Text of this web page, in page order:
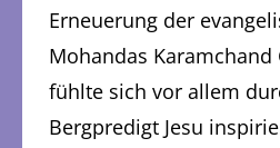
Erneuerung der
Mohandas
fühlte sich vor allem
Bergpredigt Jesu